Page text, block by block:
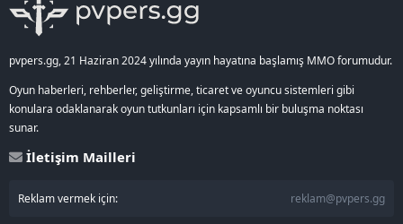
pvpers.gg, 21 Haziran 2024 yılında yayın hayatına başlamış MMO forumudur.
Oyun haberleri, rehberler, geliştirme, ticaret ve oyuncu sistemleri gibi
konulara odaklanarak oyun tutkunları için kapsamlı bir buluşma noktası
sunar.
İletişim Mailleri
Reklam vermek için: reklam@pvpers.gg